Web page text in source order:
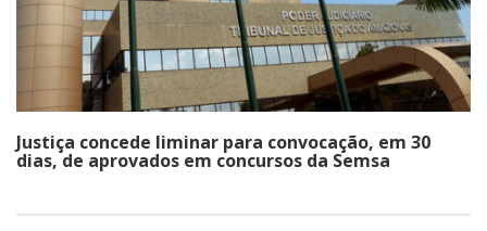
Justiça concede liminar para convocação, em 30
dias, de aprovados em concursos da Semsa